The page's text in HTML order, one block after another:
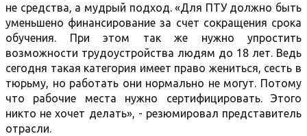
не средства, а мудрый подход. «Для ПТУ должно быть
уменьшено финансирование за счет сокращения срока
обучения. При этом так же нужно упростить
возможности трудоустройства людям до 18 лет. Ведь
сегодня такая категория имеет право жениться, сесть в
тюрьму, но работать они нормально не могут. Потому
что рабочие места нужно сертифицировать. Этого
никто не хочет делать», - резюмировал представитель
отрасли.